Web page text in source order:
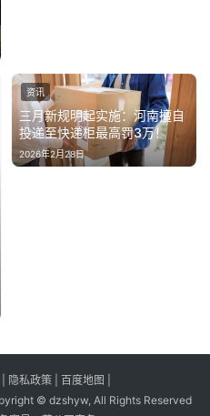
三月新规明起实施：河南擅自
投递至快递柜最高罚3万！
2026年2月28日
资讯
隐私政策 百度地图
© dzshyw, All Rights Reserved